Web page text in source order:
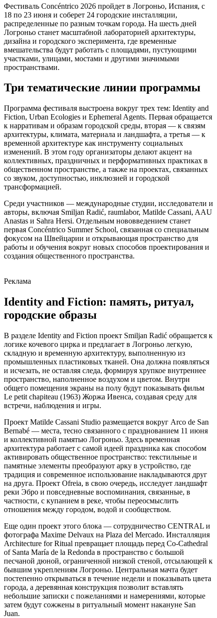
Фестиваль Concéntrico 2026 пройдет в Логроньо, Испания, с
18 по 23 июня и соберет 24 городские инсталляции,
распределенные по разным точкам города. На шесть дней
Логроньо станет масштабной лабораторией архитектуры,
дизайна и городского эксперимента, где временные
вмешательства будут работать с площадями, пустующими
участками, улицами, мостами и другими значимыми
пространствами.
Три тематические линии программы
Программа фестиваля выстроена вокруг трех тем: Identity and
Fiction, Urban Ecologies и Ephemeral Agents. Первая обращается
к нарративам и образам городской среды, вторая — к связям
архитектуры, климата, материала и ландшафта, а третья — к
временной архитектуре как инструменту социальных
изменений. В этом году организаторы делают акцент на
коллективных, праздничных и перформативных практиках в
общественном пространстве, а также на проектах, связанных
со звуком, доступностью, инклюзией и городской
трансформацией.
Среди участников — международные студии, исследователи и
авторы, включая Smiljan Radić, raumlabor, Matilde Cassani, AAU
Anastas и Sahra Hersi. Отдельным нововведением станет
первая Concéntrico Summer School, связанная со специальным
фокусом на Швейцарии и открывающая пространство для
работы и обучения вокруг новых способов проектирования и
создания общественного пространства.
Реклама
Identity and Fiction: память, ритуал,
городские образы
В разделе Identity and Fiction проект Smiljan Radić обращается к
логике кочевого цирка и предлагает в Логроньо легкую,
складную и временную архитектуру, выполненную из
промышленных пластиковых тканей. Она должна появляться
и исчезать, не оставляя следа, формируя хрупкое внутреннее
пространство, наполненное воздухом и цветом. Внутри
общего помещения экраны на полу будут показывать фильм
Le petit chapiteau (1963) Жоржа Ивенса, создавая среду для
встречи, наблюдения и игры.
Проект Matilde Cassani Studio размещается вокруг Arco de San
Bernabé — места, тесно связанного с празднованием 11 июня
и коллективной памятью Логроньо. Здесь временная
архитектура работает с самой идеей праздника как способом
активировать общественное пространство: текстильные и
памятные элементы преобразуют арку в устройство, где
традиция и современное использование накладываются друг
на друга. Проект Ofreia, в свою очередь, исследует ландшафт
реки Эбро и повседневные воспоминания, связанные, в
частности, с купанием в реке, чтобы переосмыслить
отношения между городом, водой и сообществом.
Еще один проект этого блока — сотрудничество CENTRAL и
фотографа Maxime Delvaux на Plaza del Mercado. Инсталляция
Architecture for Ritual превращает площадь перед Co-Cathedral
of Santa María de la Redonda в пространство с большой
песчаной дюной, ограниченной низкой стеной, отсылающей к
бывшим укреплениям Логроньо. Центральная мачта будет
постепенно открываться в течение недели и показывать цвета
города, а деревянная конструкция позволит вставлять
небольшие записки с пожеланиями и намерениями, которые
затем будут сожжены в ритуальный момент накануне San
Juan.